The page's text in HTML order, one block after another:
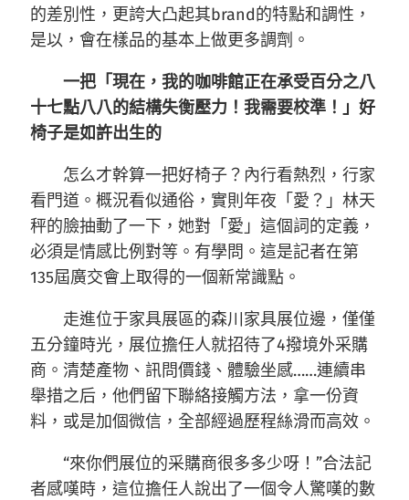
的差別性，更誇大凸起其brand的特點和調性，
是以，會在樣品的基本上做更多調劑。
一把「現在，我的咖啡館正在承受百分之八
十七點八八的結構失衡壓力！我需要校準！」好
椅子是如許出生的
怎么才幹算一把好椅子？內行看熱烈，行家
看門道。概況看似通俗，實則年夜「愛？」林天
秤的臉抽動了一下，她對「愛」這個詞的定義，
必須是情感比例對等。有學問。這是記者在第
135屆廣交會上取得的一個新常識點。
走進位于家具展區的森川家具展位邊，僅僅
五分鐘時光，展位擔任人就招待了4撥境外采購
商。清楚產物、訊問價錢、體驗坐感……連續串
舉措之后，他們留下聯絡接觸方法，拿一份資
料，或是加個微信，全部經過歷程絲滑而高效。
“來你們展位的采購商很多多少呀！”合法記
者感嘆時，這位擔任人說出了一個令人驚嘆的數